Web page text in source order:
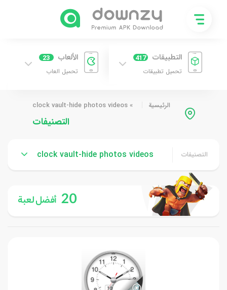
التطبيقات 417
تحميل تطبيقات
الألعاب 23
تحميل العاب
الرئيسية »
clock vault-hide photos videos
التصنيفات
التصنيفات clock vault-hide photos videos
20 أفضل لعبة